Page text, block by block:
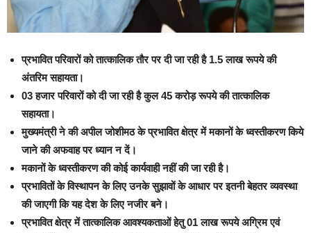
प्रभावित परिवारों को तात्कालिक तौर पर दी जा रही है 1.5 लाख रूपये की
अंतरिम सहायता।
03 हजार परिवारों को दी जा रही है कुल 45 करोड़ रूपये की तात्कालिक
सहायता।
मुख्यमंत्री ने की अपील जोशीमठ के प्रभावित क्षेत्र में मकानों के ध्वस्तीकरण किये
जाने की अफवाह पर ध्यान न दें।
मकानों के ध्वस्तीकरण की कोई कार्यवाही नहीं की जा रही है।
प्रभावितों के विस्थापन के लिए उनके सुझावों के आधार पर इतनी बेहतर व्यवस्था
की जाएगी कि यह देश के लिए नजीर बने।
प्रभावित क्षेत्र में तात्कालिक आवश्यकताओं हेतु 01 लाख रूपये अग्रिम एवं